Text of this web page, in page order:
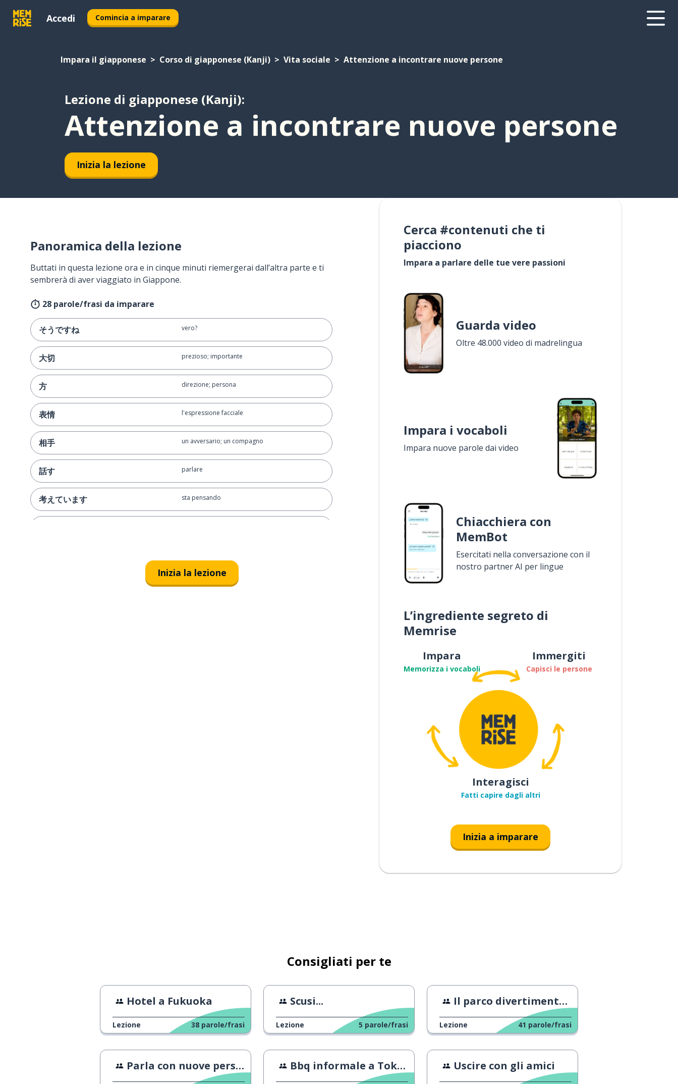
Accedi Comincia a imparare
Impara il giapponese Corso di giapponese (Kanji) Vita sociale Attenzione a incontrare nuove persone
Lezione di giapponese (Kanji):
Attenzione a incontrare nuove persone
Inizia la lezione
Panoramica della lezione
Buttati in questa lezione ora e in cinque minuti riemergerai dall’altra parte e ti
sembrerà di aver viaggiato in Giappone.
28 parole/frasi da imparare
そうですね vero?
大切 prezioso; importante
方 direzione; persona
表情 l'espressione facciale
相手 un avversario; un compagno
話す parlare
考えています sta pensando
molto; molti; molta; molte
il servizio al cliente
un primo incontro
l'acconciatura
Inizia la lezione
Cerca #contenuti che ti
piacciono
Impara a parlare delle tue vere passioni
Guarda video
Oltre 48.000 video di madrelingua
Impara i vocaboli
Impara nuove parole dai video
Chiacchiera con
MemBot
Esercitati nella conversazione con il
nostro partner AI per lingue
L’ingrediente segreto di
Memrise
Impara
Memorizza i vocaboli
Immergiti
Capisci le persone
Interagisci
Fatti capire dagli altri
Inizia a imparare
Consigliati per te
Hotel a Fukuoka
Lezione 38 parole/frasi
Scusi...
Lezione 5 parole/frasi
Il parco divertimento gratuito più spaventoso
Lezione 41 parole/frasi
Parla con nuove persone Bbq informale a Tokyo Uscire con gli amici